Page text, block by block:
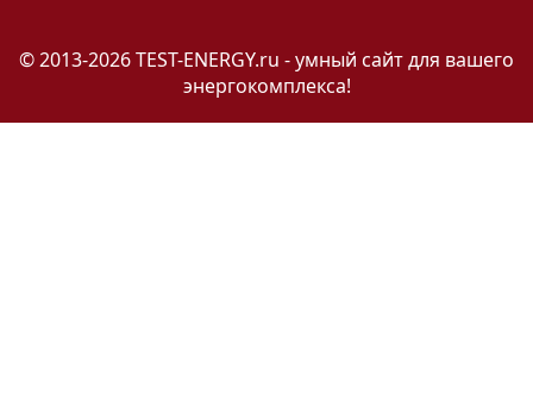
© 2013-2026 TEST-ENERGY.ru - умный сайт для вашего
энергокомплекса!